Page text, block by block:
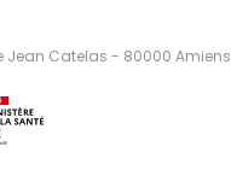
Jean Catelas - 80000 Amiens